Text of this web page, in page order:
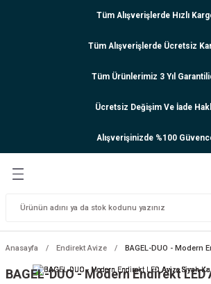
Tüm Alışverişlerde Hızlı
Tüm Alışverişlerde Ücretsiz
Tüm Ürünlerimiz 3 Yıl
Ücretsiz Değişim Ve İade
Alışverişinizde %100
Anasayfa Endirekt Avize BAGEL-DUO - Modern
BAGEL-DUO - Modern Endirekt LED